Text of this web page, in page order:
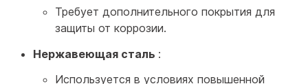
Требует дополнительного покрытия для
защиты от коррозии.
Нержавеющая сталь :
Используется в условиях повышенной